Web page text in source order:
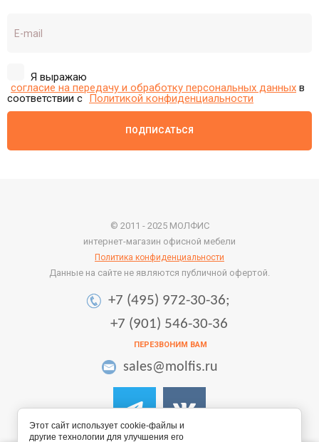
Я выражаю
согласие на передачу и обработку персональных данных в
соответствии с Политикой конфиденциальности
ПОДПИСАТЬСЯ
© 2011 - 2025 МОЛФИС
интернет-магазин офисной мебели
Политика конфиденциальности
Данные на сайте не являются публичной офертой.
+7 (495) 972-30-36;
+7 (901) 546-30-36
ПЕРЕЗВОНИМ ВАМ
sales@molfis.ru
Этот сайт использует cookie-файлы и
другие технологии для улучшения его